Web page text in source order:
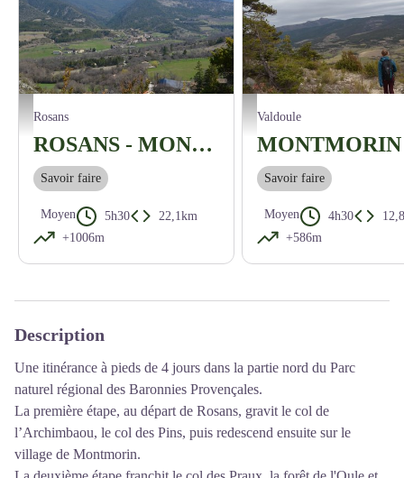
Montmorin - ©Pauline Amberg - PNR des Baronnies Provençales
Rosans
ROSANS - MONTMORIN - De Rosans à la vallée de l'Oule, entre artisanat et paysages - JOUR 1
Savoir faire
Moyen 5h30
22,1km
+1006m
La vallée de l'Oule - Pauline
Valdoule
Savoir faire
Moyen 4h30
+586m
Description
Une itinérance à pieds de 4 jours dans la partie nord du Parc
naturel régional des Baronnies Provençales.
La première étape, au départ de Rosans, gravit le col de
l’Archimbaou, le col des Pins, puis redescend ensuite sur le
village de Montmorin.